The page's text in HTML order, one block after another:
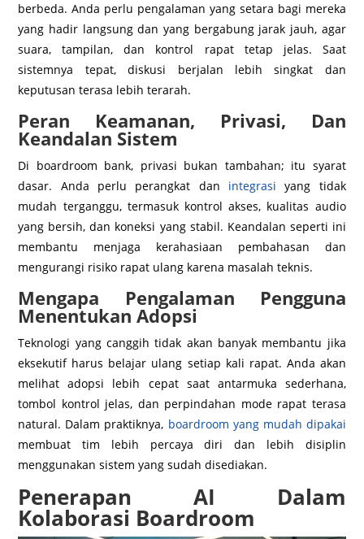
berbeda. Anda perlu pengalaman yang setara bagi mereka
yang hadir langsung dan yang bergabung jarak jauh, agar
suara, tampilan, dan kontrol rapat tetap jelas. Saat
sistemnya tepat, diskusi berjalan lebih singkat dan
keputusan terasa lebih terarah.
Peran Keamanan, Privasi, Dan
Keandalan Sistem
Di boardroom bank, privasi bukan tambahan; itu syarat
dasar. Anda perlu perangkat dan integrasi yang tidak
mudah terganggu, termasuk kontrol akses, kualitas audio
yang bersih, dan koneksi yang stabil. Keandalan seperti ini
membantu menjaga kerahasiaan pembahasan dan
mengurangi risiko rapat ulang karena masalah teknis.
Mengapa Pengalaman Pengguna
Menentukan Adopsi
Teknologi yang canggih tidak akan banyak membantu jika
eksekutif harus belajar ulang setiap kali rapat. Anda akan
melihat adopsi lebih cepat saat antarmuka sederhana,
tombol kontrol jelas, dan perpindahan mode rapat terasa
natural. Dalam praktiknya, boardroom yang mudah dipakai
membuat tim lebih percaya diri dan lebih disiplin
menggunakan sistem yang sudah disediakan.
Penerapan AI Dalam
Kolaborasi Boardroom